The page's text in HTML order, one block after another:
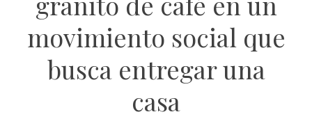
movimiento social que
busca entregar una
casa